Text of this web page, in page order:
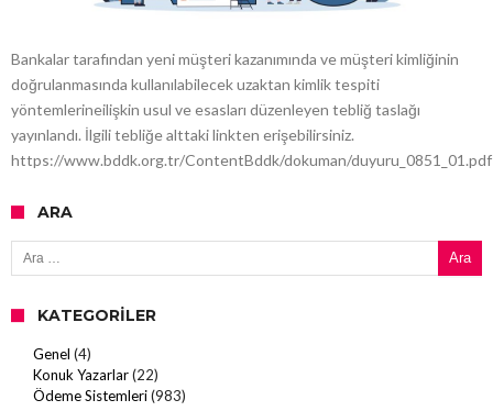
Bankalar tarafından yeni müşteri kazanımında ve müşteri kimliğinin
doğrulanmasında kullanılabilecek uzaktan kimlik tespiti
yöntemlerineilişkin usul ve esasları düzenleyen tebliğ taslağı
yayınlandı. İlgili tebliğe alttaki linkten erişebilirsiniz.
https://www.bddk.org.tr/ContentBddk/dokuman/duyuru_0851_01.pdf
ARA
Arama:
KATEGORILER
Genel (4)
Konuk Yazarlar(22)
Ödeme Sistemleri(983)